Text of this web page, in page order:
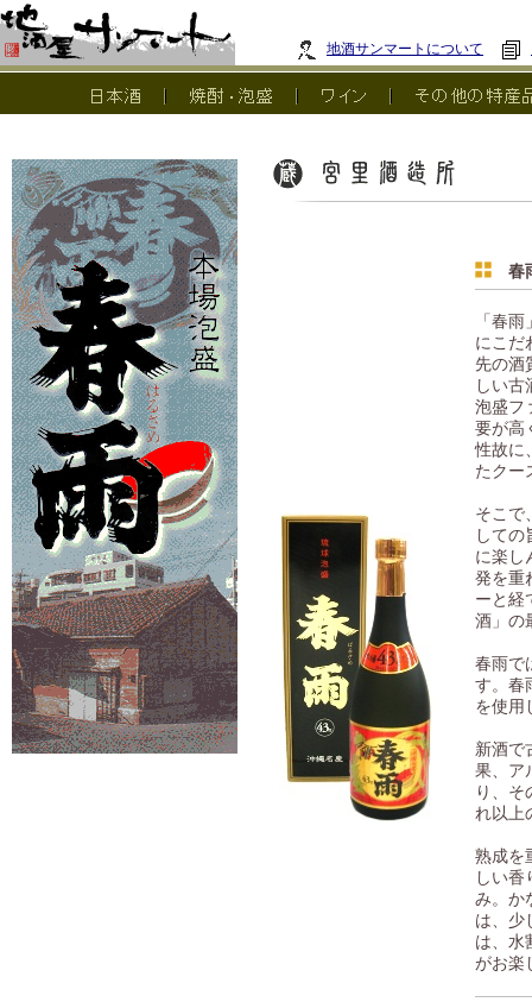
地酒サンマートについて
春
「春
にこだ
先の酒
しい古
泡盛フ
要が高
性故に
たクー
そこで
しての
に楽し
発を重
ーと経
酒」の
春雨で
す。春
を使用
新酒で
果、ア
り、そ
れ以上
熟成を
しい香
み。か
は、少
は、水
がお楽